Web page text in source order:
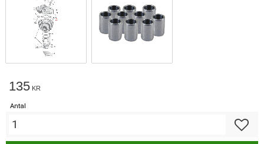
135 KR
Antal